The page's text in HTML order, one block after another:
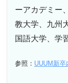
ーアカデミー
教大学、九州
国語大学、学
参照： UUUM新